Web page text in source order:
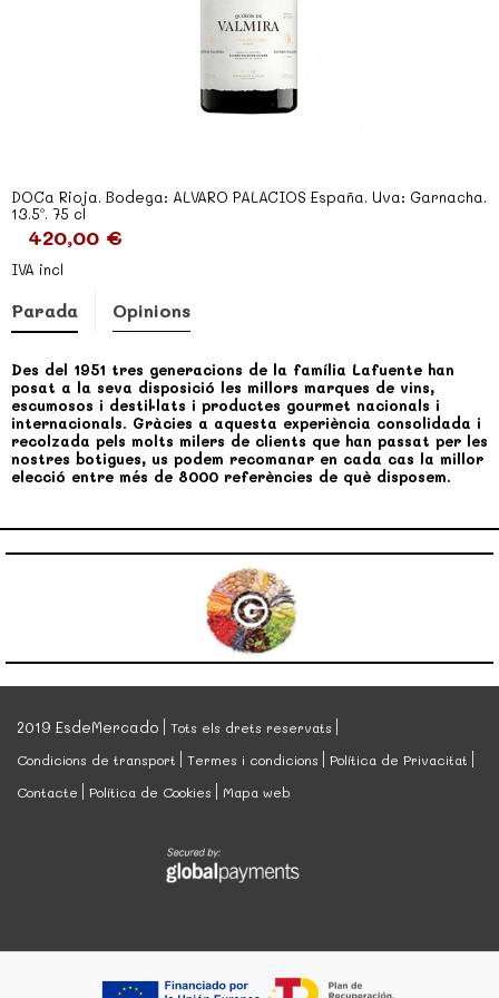
DOCa Rioja. Bodega: ALVARO PALACIOS España. Uva: Garnacha.
13.5º. 75 cl
420,00 €
IVA incl
Parada Opinions
Des del 1951 tres generacions de la família Lafuente han
posat a la seva disposició les millors marques de vins,
escumosos i destil·lats i productes gourmet nacionals i
internacionals. Gràcies a aquesta experiència consolidada i
recolzada pels molts milers de clients que han passat per les
nostres botigues, us podem recomanar en cada cas la millor
elecció entre més de 8000 referències de què disposem.
2019 EsdeMercado
Tots els drets reservats
Condicions de transport
Termes i condicions
Política de Privacitat
Contacte
Política de Cookies Mapa web